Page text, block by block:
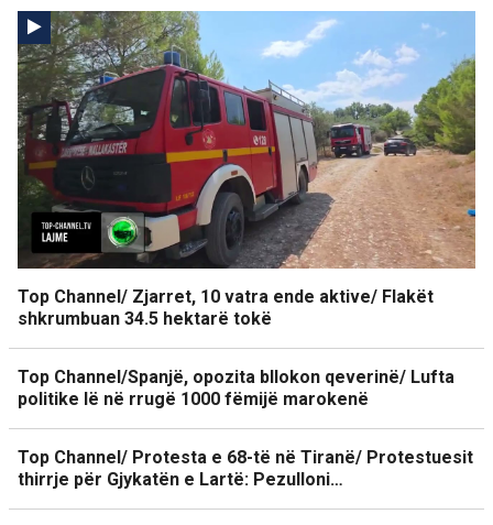
Top Channel/ Zjarret, 10 vatra ende aktive/ Flakët
shkrumbuan 34.5 hektarë tokë
Top Channel/Spanjë, opozita bllokon qeverinë/ Lufta
politike lë në rrugë 1000 fëmijë marokenë
Top Channel/ Protesta e 68-të në Tiranë/ Protestuesit
thirrje për Gjykatën e Lartë: Pezulloni…